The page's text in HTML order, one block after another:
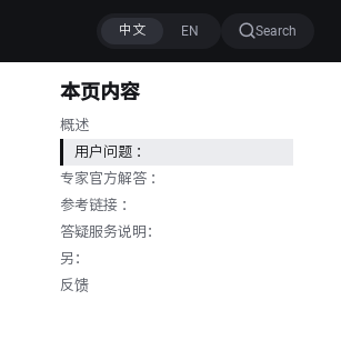
Search
本页内容
概述
用户问题 ：
专家官方解答 ：
参考链接 ：
答疑服务说明：
另：
反馈